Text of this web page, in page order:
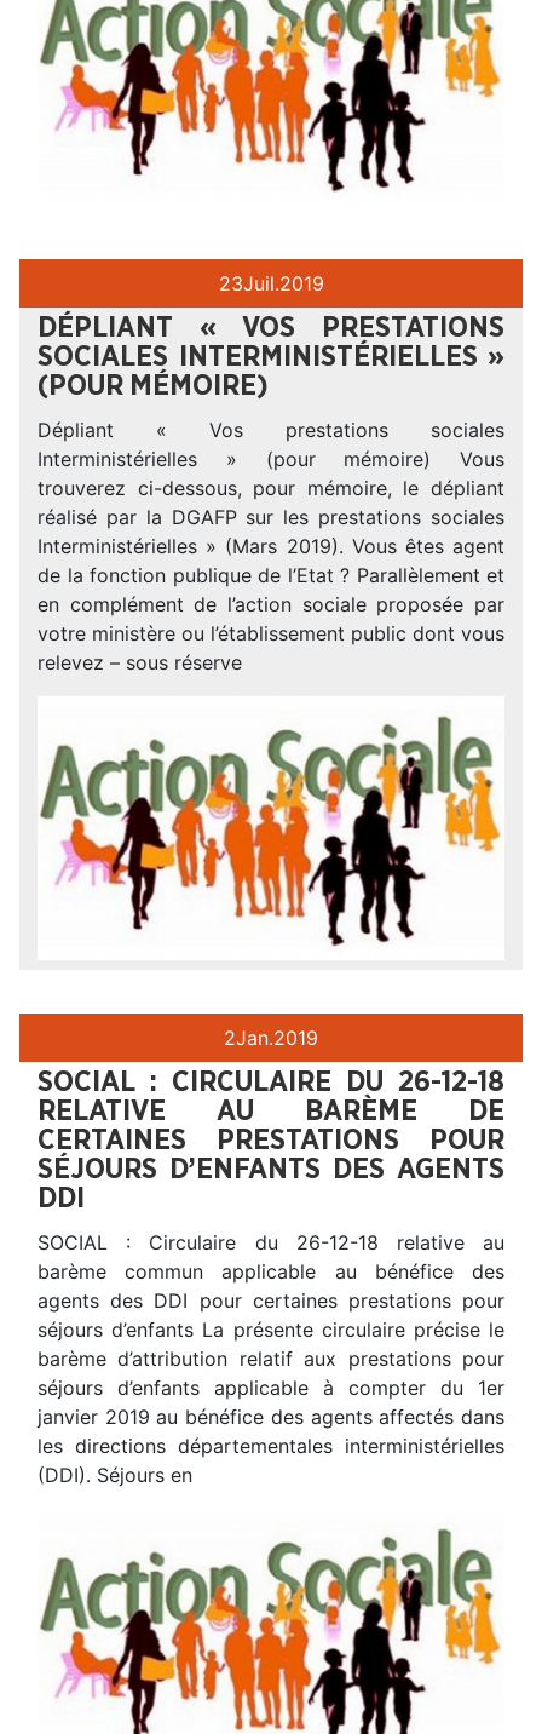
23Juil.2019
DÉPLIANT « VOS PRESTATIONS
SOCIALES INTERMINISTÉRIELLES »
(POUR MÉMOIRE)
Dépliant « Vos prestations sociales
Interministérielles » (pour mémoire) Vous
trouverez ci-dessous, pour mémoire, le dépliant
réalisé par la DGAFP sur les prestations sociales
Interministérielles » (Mars 2019). Vous êtes agent
de la fonction publique de l’Etat ? Parallèlement et
en complément de l’action sociale proposée par
votre ministère ou l’établissement public dont vous
relevez – sous réserve
2Jan.2019
SOCIAL : CIRCULAIRE DU 26-12-18
RELATIVE AU BARÈME DE
CERTAINES PRESTATIONS POUR
SÉJOURS D’ENFANTS DES AGENTS
DDI
SOCIAL : Circulaire du 26-12-18 relative au
barème commun applicable au bénéfice des
agents des DDI pour certaines prestations pour
séjours d’enfants La présente circulaire précise le
barème d’attribution relatif aux prestations pour
séjours d’enfants applicable à compter du 1er
janvier 2019 au bénéfice des agents affectés dans
les directions départementales interministérielles
(DDI). Séjours en